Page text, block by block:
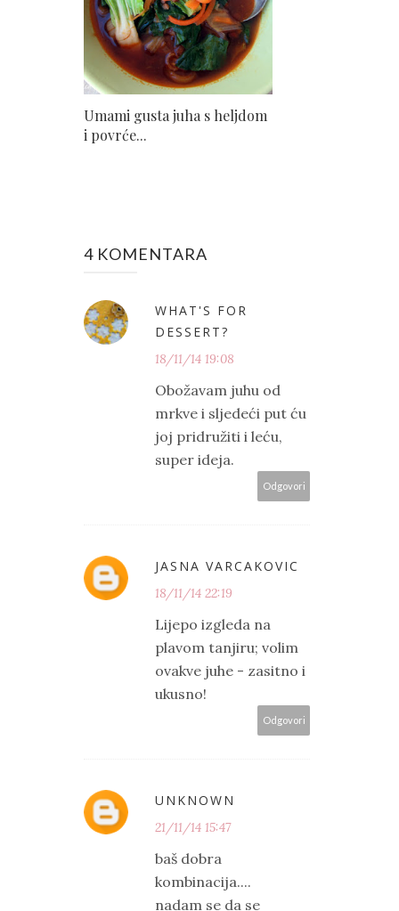
Umami gusta juha s heljdom
i povrće...
4 KOMENTARA
WHAT'S FOR
DESSERT?
18/11/14 19:08
Obožavam juhu od
mrkve i sljedeći put ću
joj pridružiti i leću,
super ideja.
Odgovori
JASNA VARCAKOVIC
18/11/14 22:19
Lijepo izgleda na
plavom tanjiru; volim
ovakve juhe - zasitno i
ukusno!
Odgovori
UNKNOWN
21/11/14 15:47
baš dobra
kombinacija....
nadam se da se